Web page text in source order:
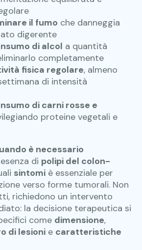
il fumo che danneggia
digerente
di alcol a quantità
completamente
fisica regolare, almeno
di intensità
di carni rosse e
proteine vegetali e
è necessario
di polipi del colon-
sintomi è essenziale per
verso forme tumorali. Non
richiedono un intervento
la decisione terapeutica si
come dimensione,
di lesioni e caratteristiche